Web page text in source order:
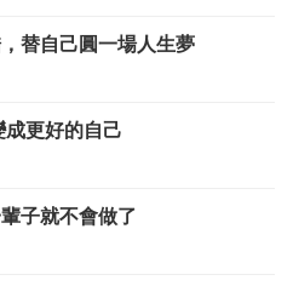
替自己圓一場人生夢
成更好的自己
子就不會做了